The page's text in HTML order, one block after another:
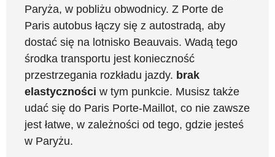
Paryża, w pobliżu obwodnicy. Z Porte de
Paris autobus łączy się z autostradą, aby
dostać się na lotnisko Beauvais. Wadą tego
środka transportu jest konieczność
przestrzegania rozkładu jazdy. brak
elastyczności w tym punkcie. Musisz także
udać się do Paris Porte-Maillot, co nie zawsze
jest łatwe, w zależności od tego, gdzie jesteś
w Paryżu.